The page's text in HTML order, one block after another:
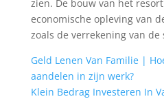
zien. De bouw van het
economische opleving van
zoals de verrekening van de
Geld Lenen Van Familie |
aandelen in zijn werk?
Klein Bedrag Investeren In